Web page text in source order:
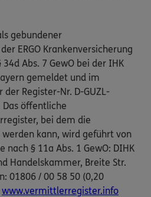
gebundener
ERGO Krankenversicherung
Abs. 7 GewO bei der IHK
gemeldet und im
Register-Nr. D-GUZL-
Das öffentliche
bei dem die
kann, wird geführt von
nach § 11a Abs. 1 GewO: DIHK
Handelskammer, Breite Str.
01806 / 00 58 50 (0,20
www.vermittlerregister.info